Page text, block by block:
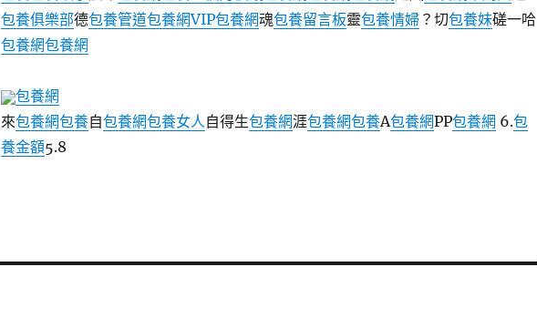
包養俱樂部德包養管道包養網VIP包養網魂包養留言板靈包養情婦？切包養妹磋一哈
包養網包養網
包養網
來包養網包養自包養網包養女人自得生包養網涯包養網包養A包養網PP包養網 6.包
養金額5.8